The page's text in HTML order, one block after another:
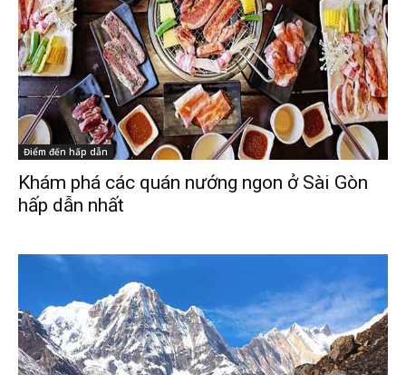
Điểm đến hấp dẫn
Khám phá các quán nướng ngon ở Sài Gòn
hấp dẫn nhất